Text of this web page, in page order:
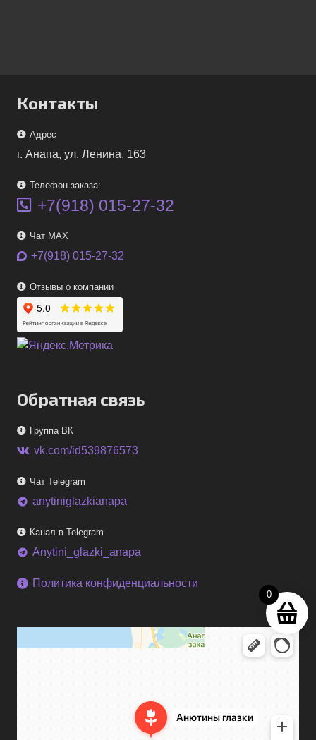
0
Контакты
Адрес
г. Анапа, ул. Ленина, 163
Телефон заказа:
+7(918) 015-27-32
Чат MAX
+7(918) 015-27-32
Отзывы о компании
Обратная связь
Группа ВК
vk.com/id539876573
Чат Telegram
telegram anytiniglazkianapa
Канал в Telegram
telegram Anytini_glazki_anapa
Политика конфиденциальности